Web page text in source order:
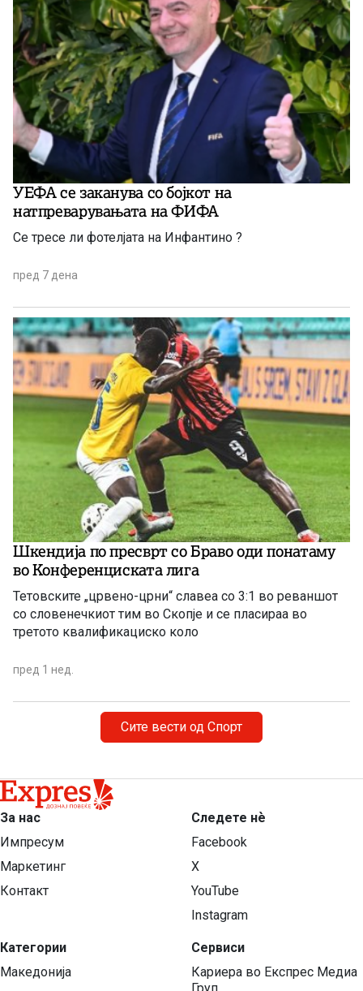
УЕФА се заканува со бојкот на
натпреварувањата на ФИФА
Се тресе ли фотелјата на Инфантино ?
пред 7 дена
Шкендија по пресврт со Браво оди понатаму
во Конференциската лига
Тетовските „црвено-црни“ славеа со 3:1 во реваншот
со словенечкиот тим во Скопје и се пласираа во
третото квалификациско коло
пред 1 нед.
Сите вести од Спорт
За нас
Импресум
Маркетинг
Контакт
Категории
Македонија
Следете нѐ
Facebook
X
YouTube
Instagram
Сервиси
Кариера во Експрес Медиа